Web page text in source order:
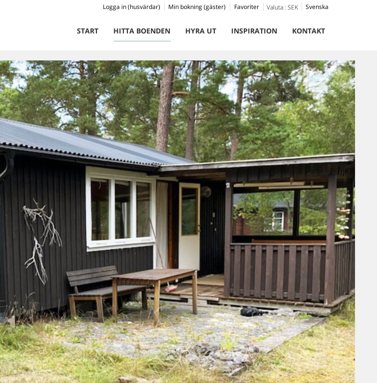
Svenska
Valuta : SEK
Favoriter
Min bokning (gäster)
Logga in (husvärdar)
START HITTA BOENDEN HYRA UT INSPIRATION KONTAKT